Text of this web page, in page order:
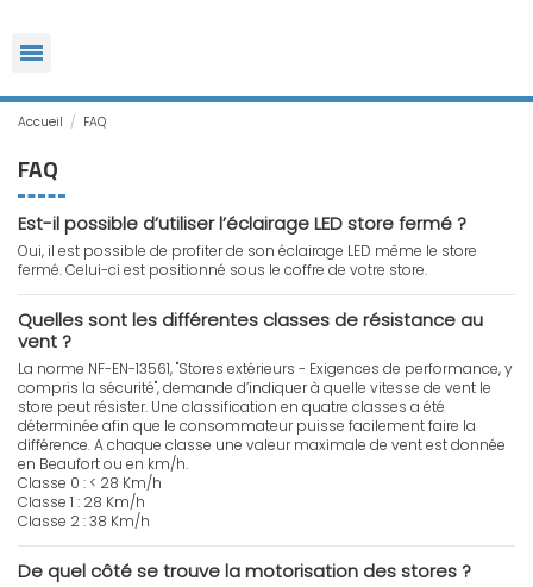
Accueil FAQ
FAQ
Est-il possible d’utiliser l’éclairage LED store fermé ?
Oui, il est possible de profiter de son éclairage LED même le store
fermé. Celui-ci est positionné sous le coffre de votre store.
Quelles sont les différentes classes de résistance au
vent ?
La norme NF-EN-13561, "Stores extérieurs - Exigences de performance, y
compris la sécurité", demande d’indiquer à quelle vitesse de vent le
store peut résister. Une classification en quatre classes a été
déterminée afin que le consommateur puisse facilement faire la
différence. A chaque classe une valeur maximale de vent est donnée
en Beaufort ou en km/h.
Classe 0 : < 28 Km/h
Classe 1 : 28 Km/h
Classe 2 : 38 Km/h
De quel côté se trouve la motorisation des stores ?